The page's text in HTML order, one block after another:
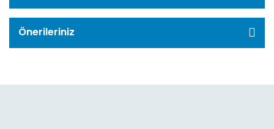
Önerileriniz